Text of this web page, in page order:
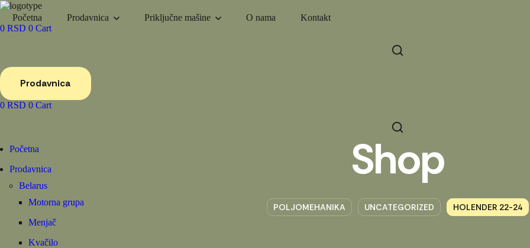
Početna Prodavnica Priključne mašine O nama
Kontakt
0 RSD 0 Cart
Prodavnica
0 RSD 0 Cart
Početna
Prodavnica
Belarus
Motorna grupa
Menjač
Kvačilo
Shop
POLJOMEHANIKA UNCATEGORIZED HOLENDER 22-24